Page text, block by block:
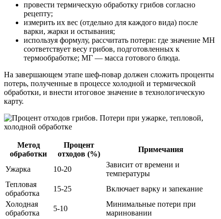
провести термическую обработку грибов согласно
рецепту;
измерить их вес (отдельно для каждого вида) после
варки, жарки и остывания;
используя формулу, рассчитать потери: где значение МН
соответствует весу грибов, подготовленных к
термообработке; МГ — масса готового блюда.
На завершающем этапе шеф-повар должен сложить проценты
потерь, полученные в процессе холодной и термической
обработки, и внести итоговое значение в технологическую
карту.
Метод
обработки
Процент
отходов (%)
Примечания
Ужарка 10-20
Зависит от времени и
температуры
Тепловая
обработка
15-25
Включает варку и запекание
Холодная
обработка
5-10
Минимальные потери при
мариновании